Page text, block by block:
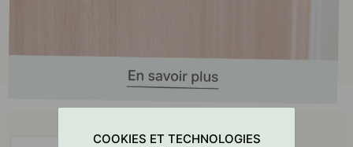
COOKIES ET TECHNOLOGIES